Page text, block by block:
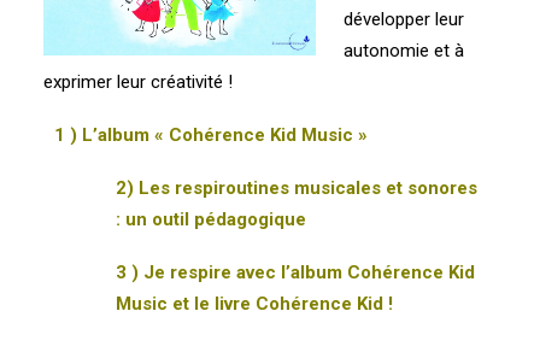
développer leur
autonomie et à
exprimer leur créativité !
1 ) L’album « Cohérence Kid Music »
2) Les respiroutines musicales et sonores
: un outil pédagogique
3 ) Je respire avec l’album Cohérence Kid
Music et le livre Cohérence Kid !